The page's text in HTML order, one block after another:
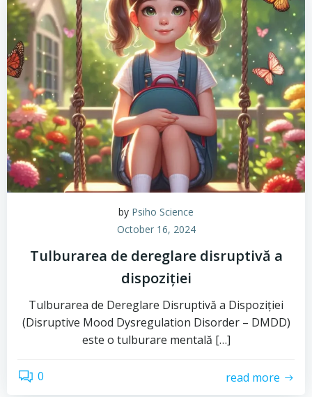
by Psiho Science
October 16, 2024
Tulburarea de dereglare disruptivă a
dispoziției
Tulburarea de Dereglare Disruptivă a Dispoziției
(Disruptive Mood Dysregulation Disorder – DMDD)
este o tulburare mentală […]
0 read more